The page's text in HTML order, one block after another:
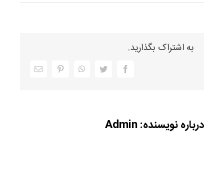
به اشتراک بگذارید.
Facebook
Twitter
WhatsApp
Pinterestایمیل
درباره نویسنده:Admin